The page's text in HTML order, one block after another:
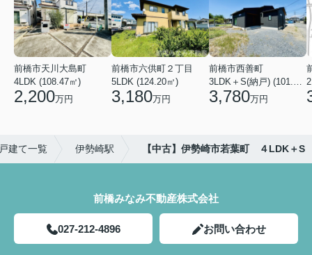
前橋市天川大島町
4LDK (108.47㎡)
2,200万円
前橋市六供町２丁目
5LDK (124.20㎡)
3,180万円
前橋市西善町
3,780万円
建て一覧 伊勢崎駅 【中古】伊勢崎市若葉町 ４LDK＋S
前橋みなみ不動産株式会社
027-212-4896 お問い合わせ